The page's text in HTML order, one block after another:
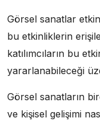
Görsel sanatlar
bu etkinliklerin
katılımcıların bu
yararlanabileceği
Görsel sanatların
ve kişisel gelişimi